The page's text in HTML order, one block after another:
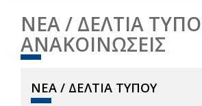
ΝΕΑ / ΔΕΛΤΙΑ
ΑΝΑΚΟΙΝΩΣΕΙΣ
ΝΕΑ / ΔΕΛΤΙΑ ΤΥΠΟΥ